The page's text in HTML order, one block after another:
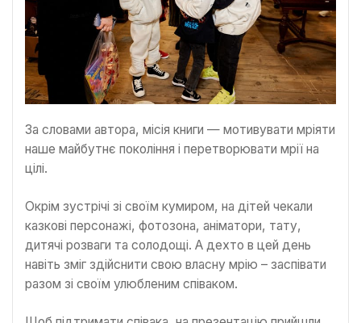
За словами автора, місія книги — мотивувати мріяти
наше майбутнє покоління і перетворювати мрії на
цілі.
Окрім зустрічі зі своїм кумиром, на дітей чекали
казкові персонажі, фотозона, аніматори, тату,
дитячі розваги та солодощі. А дехто в цей день
навіть зміг здійснити свою власну мрію – заспівати
разом зі своїм улюбленим співаком.